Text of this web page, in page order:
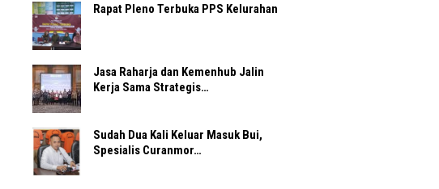
Rapat Pleno Terbuka PPS Kelurahan
Jasa Raharja dan Kemenhub Jalin
Kerja Sama Strategis…
Sudah Dua Kali Keluar Masuk Bui,
Spesialis Curanmor…